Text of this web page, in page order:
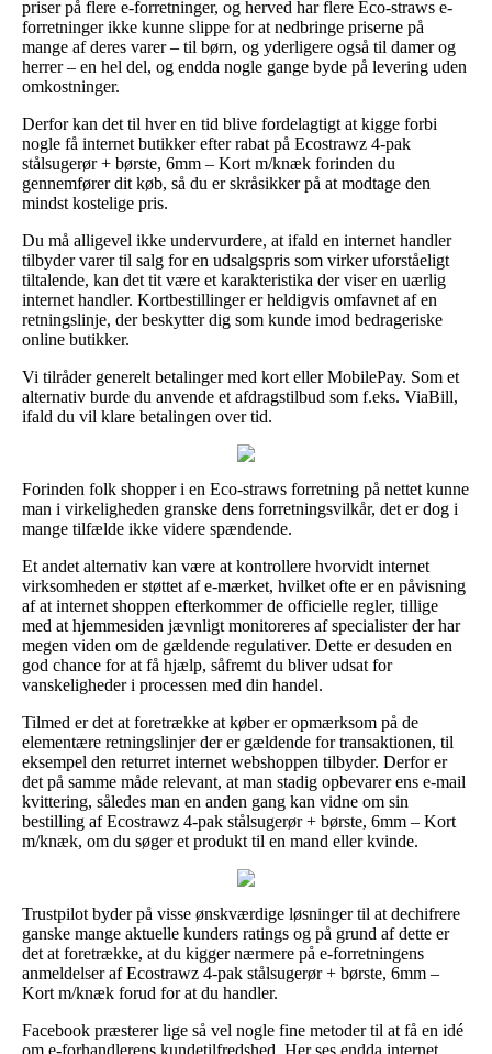
priser på flere e-forretninger, og herved har flere Eco-straws e-
forretninger ikke kunne slippe for at nedbringe priserne på
mange af deres varer – til børn, og yderligere også til damer og
herrer – en hel del, og endda nogle gange byde på levering uden
omkostninger.
Derfor kan det til hver en tid blive fordelagtigt at kigge forbi
nogle få internet butikker efter rabat på Ecostrawz 4-pak
stålsugerør + børste, 6mm – Kort m/knæk forinden du
gennemfører dit køb, så du er skråsikker på at modtage den
mindst kostelige pris.
Du må alligevel ikke undervurdere, at ifald en internet handler
tilbyder varer til salg for en udsalgspris som virker uforståeligt
tiltalende, kan det tit være et karakteristika der viser en uærlig
internet handler. Kortbestillinger er heldigvis omfavnet af en
retningslinje, der beskytter dig som kunde imod bedrageriske
online butikker.
Vi tilråder generelt betalinger med kort eller MobilePay. Som et
alternativ burde du anvende et afdragstilbud som f.eks. ViaBill,
ifald du vil klare betalingen over tid.
Forinden folk shopper i en Eco-straws forretning på nettet kunne
man i virkeligheden granske dens forretningsvilkår, det er dog i
mange tilfælde ikke videre spændende.
Et andet alternativ kan være at kontrollere hvorvidt internet
virksomheden er støttet af e-mærket, hvilket ofte er en påvisning
af at internet shoppen efterkommer de officielle regler, tillige
med at hjemmesiden jævnligt monitoreres af specialister der har
megen viden om de gældende regulativer. Dette er desuden en
god chance for at få hjælp, såfremt du bliver udsat for
vanskeligheder i processen med din handel.
Tilmed er det at foretrække at køber er opmærksom på de
elementære retningslinjer der er gældende for transaktionen, til
eksempel den returret internet webshoppen tilbyder. Derfor er
det på samme måde relevant, at man stadig opbevarer ens e-mail
kvittering, således man en anden gang kan vidne om sin
bestilling af Ecostrawz 4-pak stålsugerør + børste, 6mm – Kort
m/knæk, om du søger et produkt til en mand eller kvinde.
Trustpilot byder på visse ønskværdige løsninger til at dechifrere
ganske mange aktuelle kunders ratings og på grund af dette er
det at foretrække, at du kigger nærmere på e-forretningens
anmeldelser af Ecostrawz 4-pak stålsugerør + børste, 6mm –
Kort m/knæk forud for at du handler.
Facebook præsterer lige så vel nogle fine metoder til at få en idé
om e-forhandlerens kundetilfredshed. Her ses endda internet